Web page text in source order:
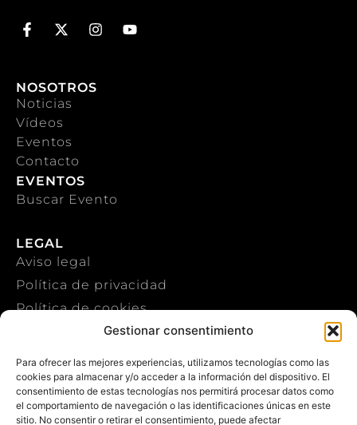
Gestionar consentimiento
Para ofrecer las mejores experiencias, utilizamos tecnologías como las
cookies para almacenar y/o acceder a la información del dispositivo. El
consentimiento de estas tecnologías nos permitirá procesar datos como
el comportamiento de navegación o las identificaciones únicas en este
sitio. No consentir o retirar el consentimiento, puede afectar
NOSOTROS
Noticias
Vídeos
Eventos
Contacto
EVENTOS
Buscar Evento
LEGAL
Aviso legal
Política de privacidad
Política de cookies
+34 922 303 191
+34 651 786 532